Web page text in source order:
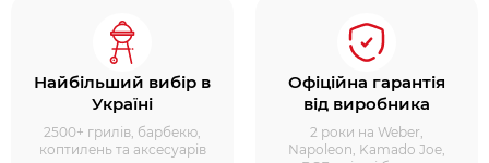
Найбільший вибір в
Україні
2500+ грилів, барбекю,
коптилень та аксесуарів
Офіційна гарантія
від виробника
2 роки на Weber,
Napoleon, Kamado Joe,